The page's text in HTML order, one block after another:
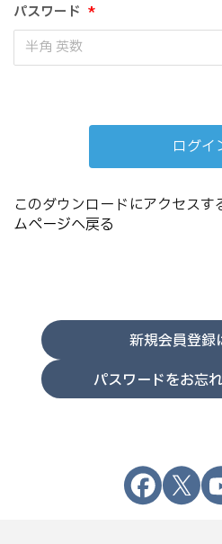
パスワード *
このダウンロードにアクセスす
ムページへ戻る
新規会員登録
パスワードをお忘